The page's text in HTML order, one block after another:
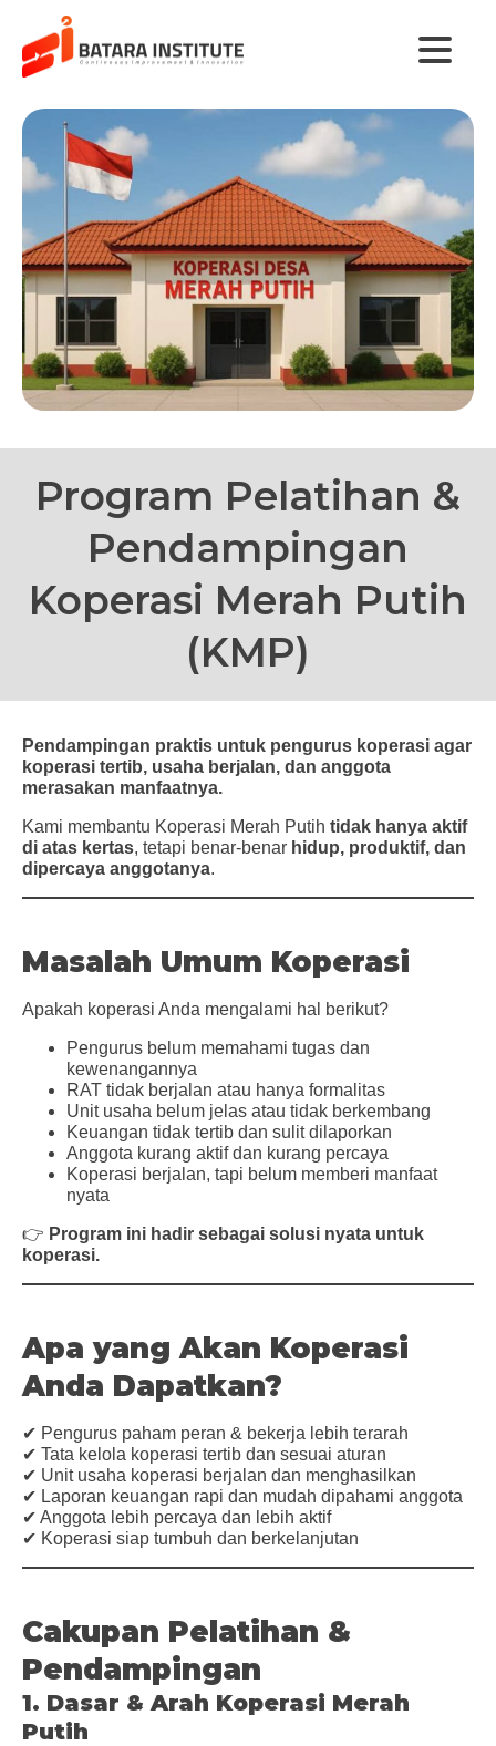
Program Pelatihan &
Pendampingan
Koperasi Merah Putih
(KMP)
Pendampingan praktis untuk pengurus koperasi agar
koperasi tertib, usaha berjalan, dan anggota
merasakan manfaatnya.
Kami membantu Koperasi Merah Putih tidak hanya aktif
di atas kertas, tetapi benar-benar hidup, produktif, dan
dipercaya anggotanya.
Masalah Umum Koperasi
Apakah koperasi Anda mengalami hal berikut?
Pengurus belum memahami tugas dan
kewenangannya
RAT tidak berjalan atau hanya formalitas
Unit usaha belum jelas atau tidak berkembang
Keuangan tidak tertib dan sulit dilaporkan
Anggota kurang aktif dan kurang percaya
Koperasi berjalan, tapi belum memberi manfaat
nyata
👉 Program ini hadir sebagai solusi nyata untuk
koperasi.
Apa yang Akan Koperasi
Anda Dapatkan?
✔ Pengurus paham peran & bekerja lebih terarah
✔ Tata kelola koperasi tertib dan sesuai aturan
✔ Unit usaha koperasi berjalan dan menghasilkan
✔ Laporan keuangan rapi dan mudah dipahami anggota
✔ Anggota lebih percaya dan lebih aktif
✔ Koperasi siap tumbuh dan berkelanjutan
Cakupan Pelatihan &
Pendampingan
1. Dasar & Arah Koperasi Merah
Putih